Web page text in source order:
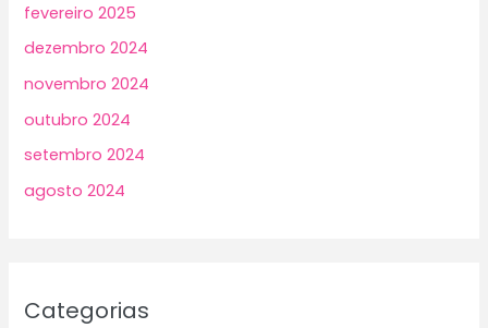
fevereiro 2025
dezembro 2024
novembro 2024
outubro 2024
setembro 2024
agosto 2024
Categorias